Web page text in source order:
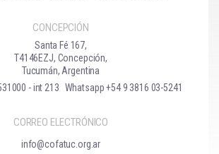
CONCEPCIÓN
Santa Fé 167,
T4146EZJ, Concepción,
Tucumán, Argentina
- int 213 Whatsapp +54 9 3816 03-5241
CORREO ELECTRÓNICO
info@cofatuc.org.ar